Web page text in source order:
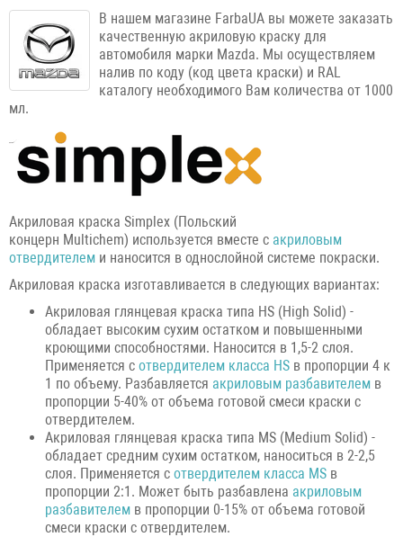
В нашем магазине FarbaUA вы можете заказать
качественную акриловую краску для
автомобиля марки Mazda. Мы осуществляем
налив по коду (код цвета краски) и RAL
каталогу необходимого Вам количества от 1000
мл.
Акриловая краска Simplex (Польский
концерн Multichem) используется вместе с акриловым
отвердителем и наносится в однослойной системе покраски.
Акриловая краска изготавливается в следующих вариантах:
Акриловая глянцевая краска типа HS (High Solid) -
обладает высоким сухим остатком и повышенными
кроющими способностями. Наносится в 1,5-2 слоя.
Применяется с отвердителем класса HS в пропорции 4 к
1 по объему. Разбавляется акриловым разбавителем в
пропорции 5-40% от объема готовой смеси краски с
отвердителем.
Акриловая глянцевая краска типа MS (Medium Solid) -
обладает средним сухим остатком, наноситься в 2-2,5
слоя. Применяется с отвердителем класса MS в
пропорции 2:1. Может быть разбавлена акриловым
разбавителем в пропорции 0-15% от объема готовой
смеси краски с отвердителем.